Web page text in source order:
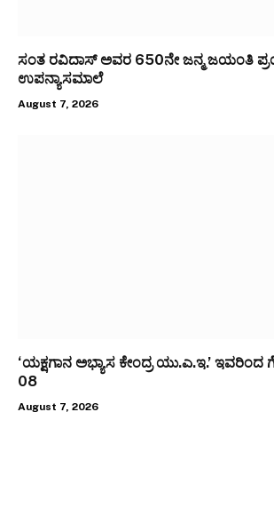
ಸಂತ ರವಿದಾಸ್ ಅವರ 650ನೇ ಜನ್ಮ ಜಯಂತಿ
ಉಪನ್ಯಾಸಮಾಲೆ
August 7, 2026
‘ಯಕ್ಷಗಾನ ಅಭ್ಯಾಸ ಕೇಂದ್ರ ಯು.ಎ.ಇ.’ ಇವರಿಂದ
08
August 7, 2026